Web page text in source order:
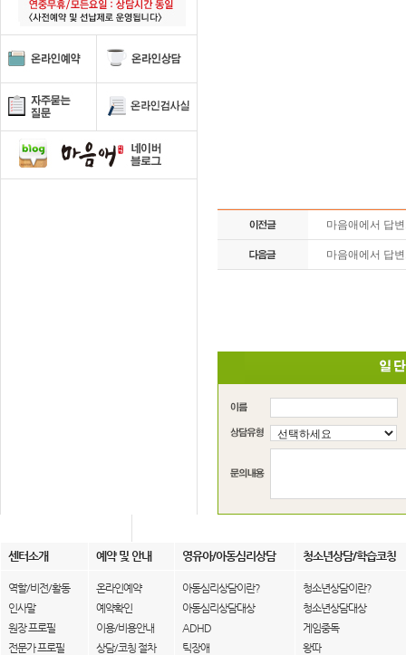
마음애에서 답
마음애에서 답
센터소개 예약 및 안내 영유아/아동심리상담 청소년상담/학습코칭
역할/비전/활동
인사말
원장 프로필
전문가 프로필
온라인예약
예약확인
이용/비용안내
상담/코칭 절차
아동심리상담이란?
아동심리상담대상
ADHD
틱장애
청소년상담이란?
청소년상담대상
게임중독
왕따